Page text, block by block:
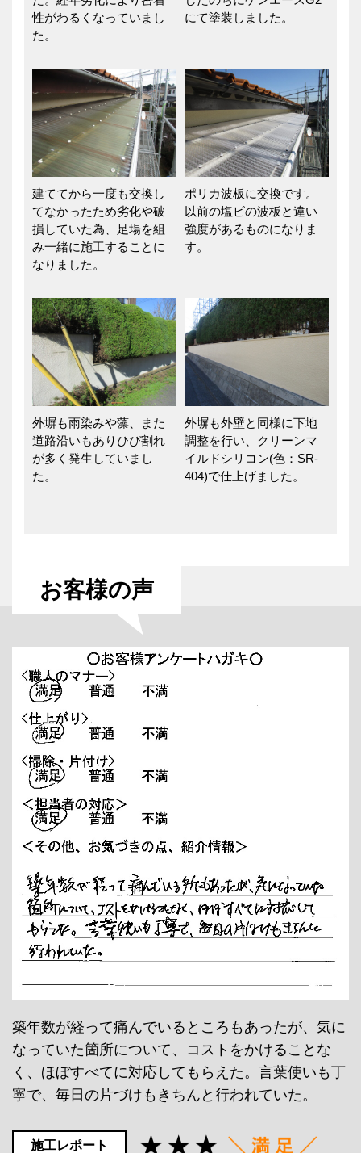
性がわるくなっていまし
た。
にて塗装しました。
建ててから一度も交換し
てなかったため劣化や破
損していた為、足場を組
み一緒に施工することに
なりました。
ポリカ波板に交換です。
以前の塩ビの波板と違い
強度があるものになりま
す。
外塀も雨染みや藻、また
道路沿いもありひび割れ
が多く発生していまし
た。
外塀も外壁と同様に下地
調整を行い、クリーンマ
イルドシリコン(色：SR-
404)で仕上げました。
お客様の声
築年数が経って痛んでいるところもあったが、気に
なっていた箇所について、コストをかけることな
く、ほぼすべてに対応してもらえた。言葉使いも丁
寧で、毎日の片づけもきちんと行われていた。
施工レポート